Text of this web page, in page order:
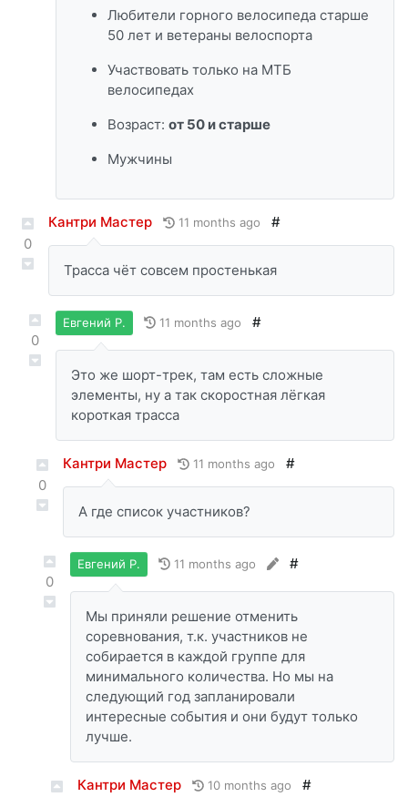
Любители горного велосипеда старше
50 лет и ветераны велоспорта
Участвовать только на МТБ
велосипедах
Возраст: от 50 и старше
Мужчины
0
Кантри Мастер 11 months ago #
Трасса чёт совсем простенькая
0
Евгений Р. 11 months ago #
Это же шорт-трек, там есть сложные
элементы, ну а так скоростная лёгкая
короткая трасса
0
Кантри Мастер 11 months ago #
А где список участников?
0
Евгений Р. 11 months ago #
Мы приняли решение отменить
соревнования, т.к. участников не
собирается в каждой группе для
минимального количества. Но мы на
следующий год запланировали
интересные события и они будут только
лучше.
Кантри Мастер 10 months ago #